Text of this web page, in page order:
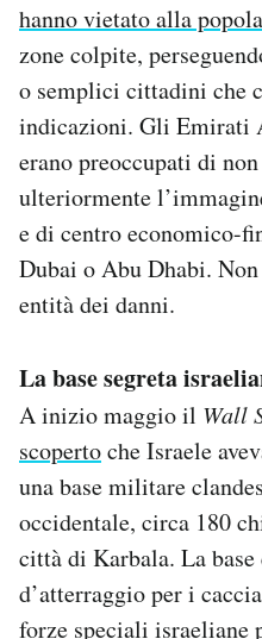
hanno vietato alla
zone colpite,
o semplici cittadini che
indicazioni. Gli Emirati
erano preoccupati di
ulteriormente
e di centro economico-
Dubai o Abu Dhabi.
entità dei danni.
La base segreta
A inizio maggio il Wall
scopertoche Israele
una base militare
occidentale, circa 180
città di Karbala. La
d’atterraggio per i
forze speciali israeliane